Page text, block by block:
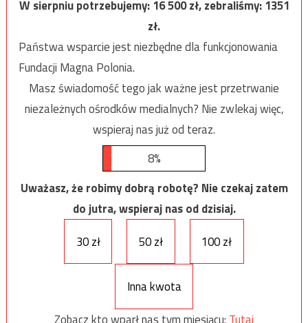
W sierpniu potrzebujemy:16 500zł, zebraliśmy:1351
zł.
Państwa wsparcie jest niezbędne dla funkcjonowania
Fundacji Magna Polonia.
Masz świadomość tego jak ważne jest przetrwanie
niezależnych ośrodków medialnych? Nie zwlekaj więc,
wspieraj nas już od teraz.
8%
Uważasz, że robimy dobrą robotę? Nie czekaj zatem
do jutra, wspieraj nas od dzisiaj.
30 zł
50 zł 100 zł
Inna kwota